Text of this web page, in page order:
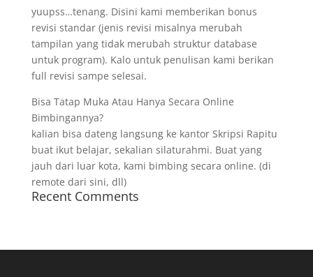
yuupss…tenang. Disini kami memberikan bonus
revisi standar (jenis revisi misalnya merubah
tampilan yang tidak merubah struktur database
untuk program). Kalo untuk penulisan kami berikan
full revisi sampe selesai.
Bisa Tatap Muka Atau Hanya Secara Online
Bimbingannya?
kalian bisa dateng langsung ke kantor Skripsi Rapitu
buat ikut belajar, sekalian silaturahmi. Buat yang
jauh dari luar kota, kami bimbing secara online. (di
remote dari sini, dll)
Recent Comments